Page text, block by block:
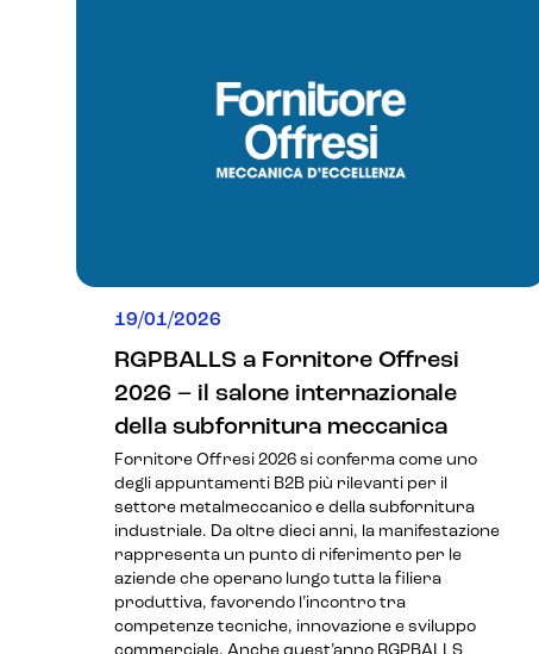
19/01/2026
RGPBALLS a Fornitore Offresi
2026 – il salone internazionale
della subfornitura meccanica
Fornitore Offresi 2026 si conferma come uno
degli appuntamenti B2B più rilevanti per il
settore metalmeccanico e della subfornitura
industriale. Da oltre dieci anni, la manifestazione
rappresenta un punto di riferimento per le
aziende che operano lungo tutta la filiera
produttiva, favorendo l’incontro tra
competenze tecniche, innovazione e sviluppo